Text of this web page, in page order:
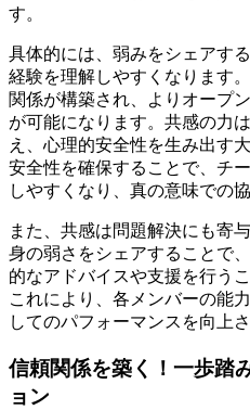
す。
具体的には、弱みをシェアす
経験を理解しやすくなります
関係が構築され、よりオープ
が可能になります。共感の力
え、心理的安全性を生み出す
安全性を確保することで、チ
しやすくなり、真の意味での
また、共感は問題解決にも寄
身の弱さをシェアすることで
的なアドバイスや支援を行う
これにより、各メンバーの能
してのパフォーマンスを向上
信頼関係を築く！一歩踏
ョン